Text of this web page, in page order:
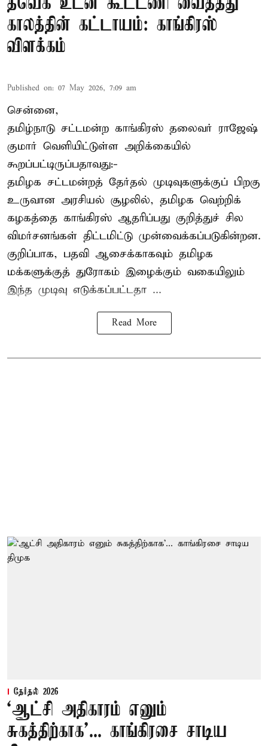
காலத்தின் கட்டாயம்: காங்கிரஸ்
விளக்கம்
Published on: 07 May 2026, 7:09 am
சென்னை,
தமிழ்நாடு சட்டமன்ற காங்கிரஸ் தலைவர் ராஜேஷ்
குமார் வெளியிட்டுள்ள அறிக்கையில்
கூறப்பட்டிருப்பதாவது:-
தமிழக சட்டமன்றத் தேர்தல் முடிவுகளுக்குப் பிறகு
உருவான அரசியல் சூழலில், தமிழக வெற்றிக்
கழகத்தை காங்கிரஸ் ஆதரிப்பது குறித்துச் சில
விமர்சனங்கள் திட்டமிட்டு முன்வைக்கப்படுகின்றன.
குறிப்பாக, பதவி ஆசைக்காகவும் தமிழக
மக்களுக்குத் துரோகம் இழைக்கும் வகையிலும்
இந்த முடிவு எடுக்கப்பட்டதா ...
Read More
தேர்தல் 2026
‘ஆட்சி அதிகாரம் எனும்
சுகத்திற்காக’... காங்கிரசை சாடிய